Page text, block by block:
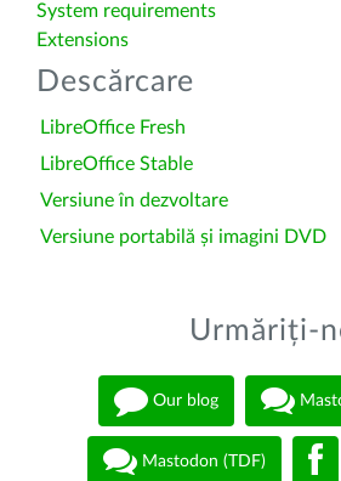
System requirements
Extensions
Descărcare
LibreOffice Fresh
LibreOffice Stable
Versiune în dezvoltare
Versiune portabilă și imagini DVD
Urmăriți-
Our blog
Mastodon (TDF)